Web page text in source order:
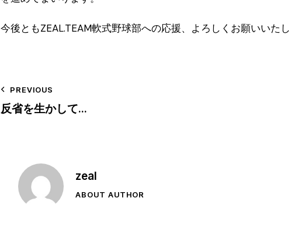
今後ともZEAL.TEAM軟式野球部への応援、よろしくお願いいたし
PREVIOUS
反省を生かして…
zeal
ABOUT AUTHOR